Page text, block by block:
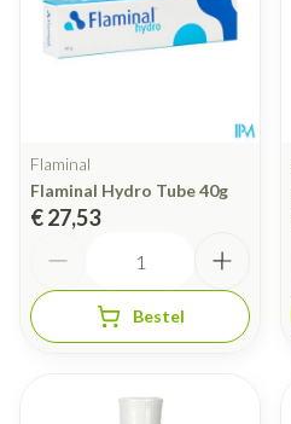
Flaminal
Flaminal Hydro Tube 40g
€ 27,53
Bestel